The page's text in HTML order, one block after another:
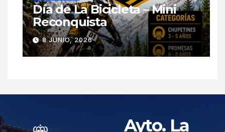
Día de La Bicicleta – Mini
Reconquista
8 JUNIO, 2026
Ayto. La